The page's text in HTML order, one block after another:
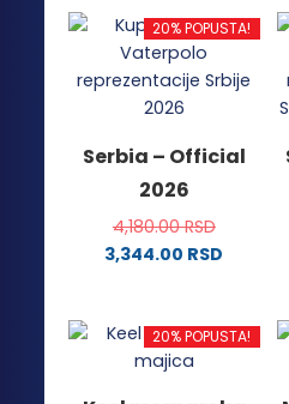
ima
više
varijanti.
Opcije
biti
izabrane
na
stranici
20% POPUSTA!
Serbia – Official
2026
4,180.00RSD
3,344.00 RSD
ima
više
20% POPUSTA!